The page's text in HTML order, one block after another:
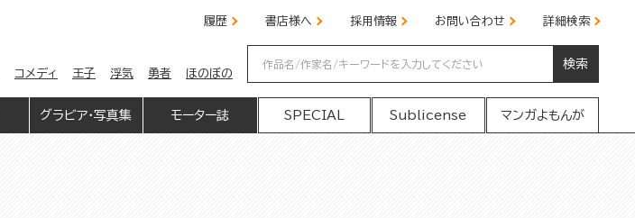
履歴 書店様へ 採用情報 お問い合わせ 詳細検索
コメディ 王子 浮気 勇者 ほのぼの
検索
グラビア・写真集 モーター誌 SPECIAL Sublicense マンガよもんが